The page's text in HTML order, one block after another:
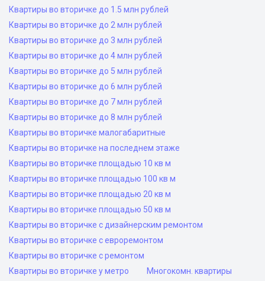
Квартиры во вторичке до 1.5 млн рублей
Квартиры во вторичке до 2 млн рублей
Квартиры во вторичке до 3 млн рублей
Квартиры во вторичке до 4 млн рублей
Квартиры во вторичке до 5 млн рублей
Квартиры во вторичке до 6 млн рублей
Квартиры во вторичке до 7 млн рублей
Квартиры во вторичке до 8 млн рублей
Квартиры во вторичке малогабаритные
Квартиры во вторичке на последнем этаже
Квартиры во вторичке площадью 10 кв м
Квартиры во вторичке площадью 100 кв м
Квартиры во вторичке площадью 20 кв м
Квартиры во вторичке площадью 50 кв м
Квартиры во вторичке с дизайнерским ремонтом
Квартиры во вторичке с евроремонтом
Квартиры во вторичке с ремонтом
Квартиры во вторичке у метро
Многокомн. квартиры